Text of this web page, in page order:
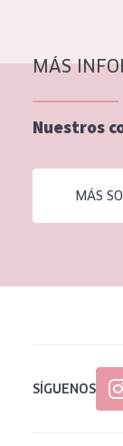
Piel madura
Piel
EDAD
MÁS
Nuestros
MÁS
SÍGUENOS